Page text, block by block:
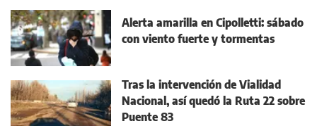
Alerta amarilla en Cipolletti: sábado
con viento fuerte y tormentas
Tras la intervención de Vialidad
Nacional, así quedó la Ruta 22 sobre
Puente 83